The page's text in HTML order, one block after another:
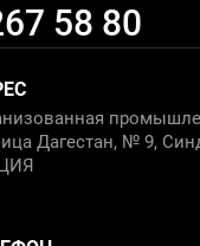
58 80
Дагестан, № 9,